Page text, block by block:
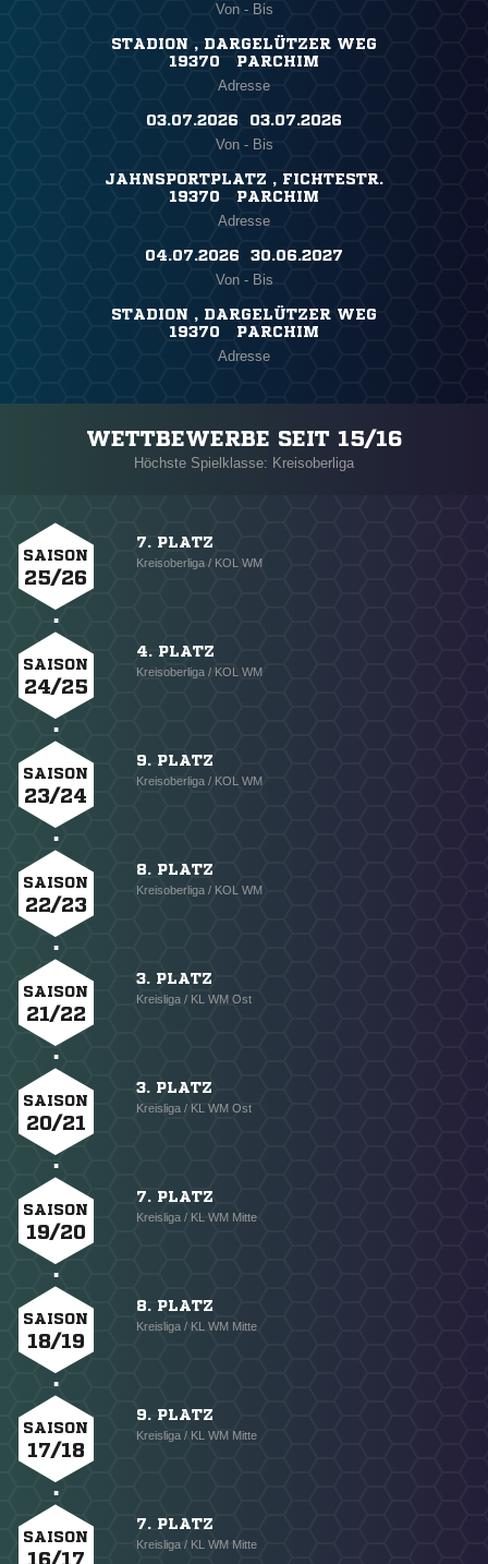
Von - Bis
STADION , DARGELÜTZER WEG
19370 PARCHIM
Adresse
03.07.2026 ​ 03.07.2026
Von - Bis
JAHNSPORTPLATZ , FICHTESTR.
19370 PARCHIM
Adresse
04.07.2026 ​ 30.06.2027
Von - Bis
STADION , DARGELÜTZER WEG
19370 PARCHIM
Adresse
WETTBEWERBE SEIT 15/16
Höchste Spielklasse: Kreisoberliga
SAISON
25/26
7. PLATZ
Kreisoberliga / KOL WM
SAISON
24/25
4. PLATZ
Kreisoberliga / KOL WM
SAISON
23/24
9. PLATZ
Kreisoberliga / KOL WM
SAISON
22/23
8. PLATZ
Kreisoberliga / KOL WM
SAISON
21/22
3. PLATZ
Kreisliga / KL WM Ost
SAISON
20/21
3. PLATZ
Kreisliga / KL WM Ost
SAISON
19/20
7. PLATZ
Kreisliga / KL WM Mitte
SAISON
18/19
8. PLATZ
Kreisliga / KL WM Mitte
SAISON
17/18
9. PLATZ
Kreisliga / KL WM Mitte
SAISON
16/17
7. PLATZ
Kreisliga / KL WM Mitte